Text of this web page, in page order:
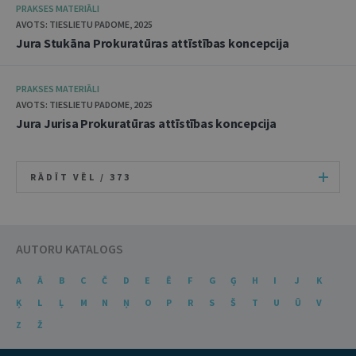
PRAKSES MATERIĀLI
AVOTS: TIESLIETU PADOME, 2025
Jura Stukāna Prokuratūras attīstības koncepcija
PRAKSES MATERIĀLI
AVOTS: TIESLIETU PADOME, 2025
Jura Jurisa Prokuratūras attīstības koncepcija
RĀDĪT VĒL / 373
AUTORU KATALOGS
A Ā B C Č D E Ē F G Ģ H I J
K
Ķ
L Ļ M N Ņ O P R S Š T U Ū
V
Z
Ž